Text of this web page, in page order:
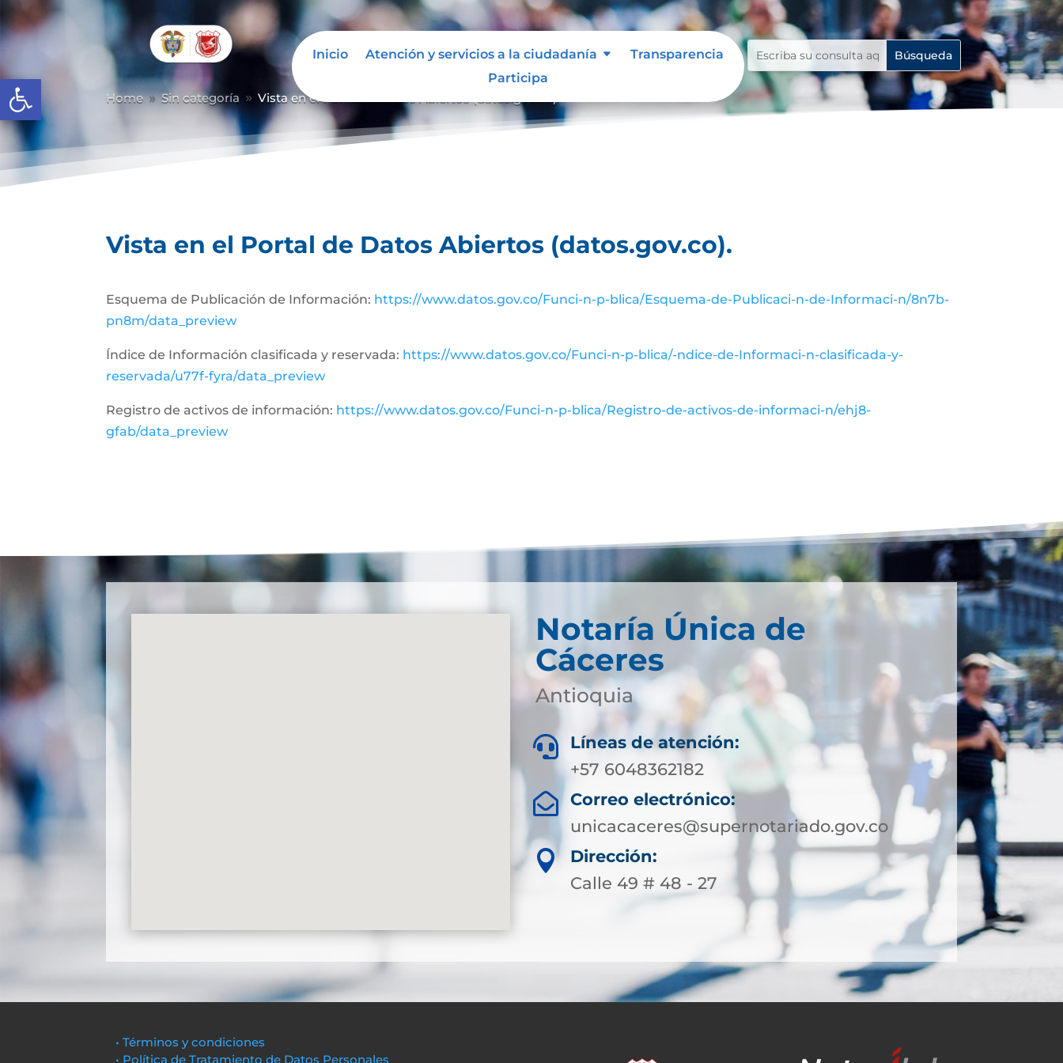
Abrir barra de herramientas
Inicio Atención y servicios a la ciudadanía
Transparencia
Participa
Home 9 Sin categoría 9 Vista en el Portal de Datos Abiertos (datos.gov.co).
Vista en el Portal de Datos Abiertos (datos.gov.co).
Esquema de Publicación de Información: https://www.datos.gov.co/Funci-n-p-blica/Esquema-de-Publicaci-n-de-Informaci-n/8n7b-
pn8m/data_preview
Índice de Información clasificada y reservada: https://www.datos.gov.co/Funci-n-p-blica/-ndice-de-Informaci-n-clasificada-y-
reservada/u77f-fyra/data_preview
Registro de activos de información: https://www.datos.gov.co/Funci-n-p-blica/Registro-de-activos-de-informaci-n/ehj8-
gfab/data_preview
Notaría Única de
Cáceres
Antioquia

Líneas de atención:
+57 6048362182

Correo electrónico:
unicacaceres@supernotariado.gov.co

Dirección:
Calle 49 # 48 - 27
• Términos y condiciones
• Política de Tratamiento de Datos Personales